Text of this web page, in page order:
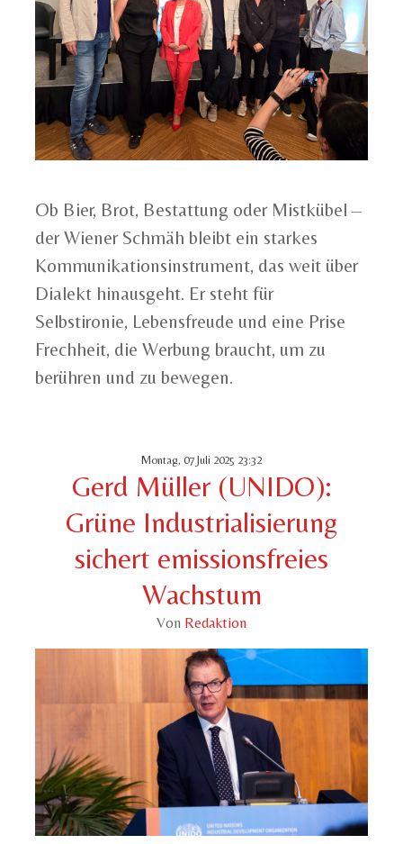
Ob Bier, Brot, Bestattung oder Mistkübel –
der Wiener Schmäh bleibt ein starkes
Kommunikationsinstrument, das weit über
Dialekt hinausgeht. Er steht für
Selbstironie, Lebensfreude und eine Prise
Frechheit, die Werbung braucht, um zu
berühren und zu bewegen.
Montag, 07 Juli 2025 23:32
Gerd Müller (UNIDO):
Grüne Industrialisierung
sichert emissionsfreies
Wachstum
Von Redaktion